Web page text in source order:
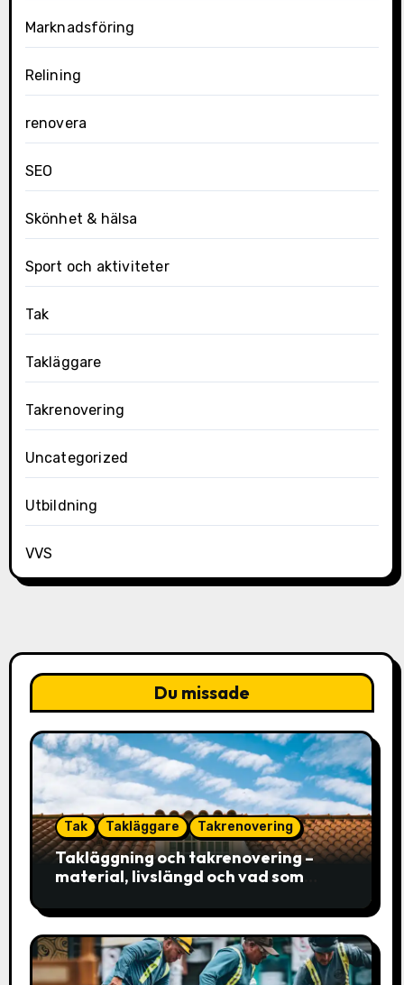
Marknadsföring
Relining
renovera
SEO
Skönhet & hälsa
Sport och aktiviteter
Tak
Takläggare
Takrenovering
Uncategorized
Utbildning
VVS
Du missade
Tak Takläggare Takrenovering
Takläggning och takrenovering –
material, livslängd och vad som